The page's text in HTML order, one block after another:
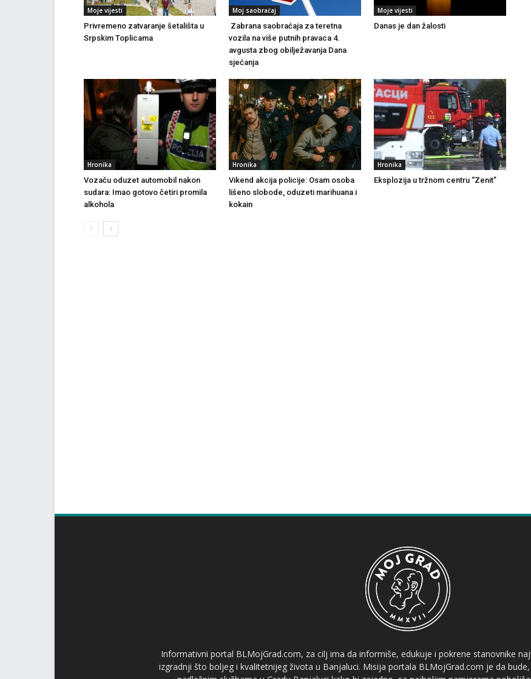
Moje vijesti
Privremeno zatvaranje šetališta u
Srpskim Toplicama
Moj saobraćaj
Zabrana saobraćaja za teretna
vozila na više putnih pravaca 4.
avgusta zbog obilježavanja Dana
sjećanja
Moje vijesti
Danas je dan žalosti
Hronika
Vozaču oduzet automobil nakon
sudara: Imao gotovo četiri promila
alkohola
Hronika
Vikend akcija policije: Osam osoba
lišeno slobode, oduzeti marihuana i
kokain
Hronika
Eksplozija u tržnom centru “Zenit”
Informativni portal BLMojGrad.com, za cilj ima da informiše, edukuje i pokrene stanovnike
izgradnji što boljeg i kvalitetnijeg života u Banjaluci. Misija portala BLMojGrad.com je da